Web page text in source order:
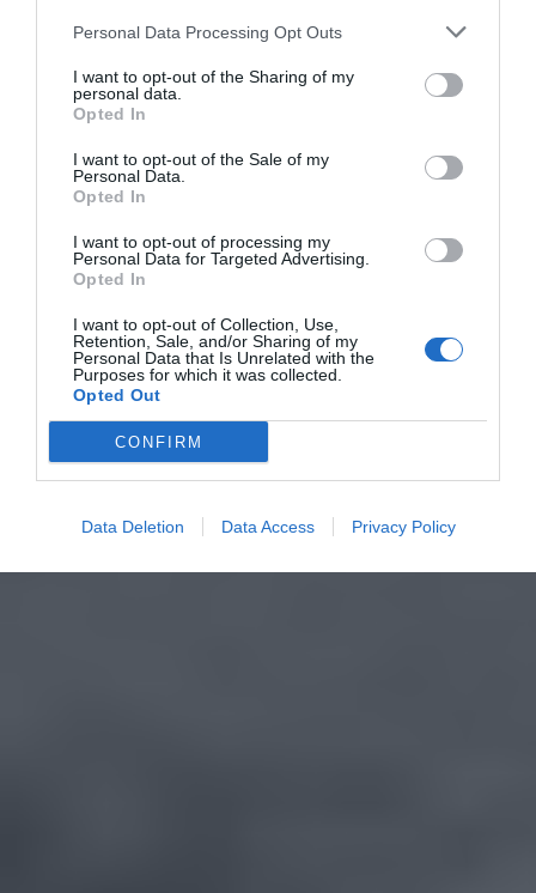
Personal Data Processing Opt Outs
I want to opt-out of the Sharing of my
personal data.
Opted In
I want to opt-out of the Sale of my
Personal Data.
Opted In
I want to opt-out of processing my
Personal Data for Targeted Advertising.
Opted In
I want to opt-out of Collection, Use,
Retention, Sale, and/or Sharing of my
Personal Data that Is Unrelated with the
Purposes for which it was collected.
Opted Out
CONFIRM
Data Deletion Data Access Privacy Policy